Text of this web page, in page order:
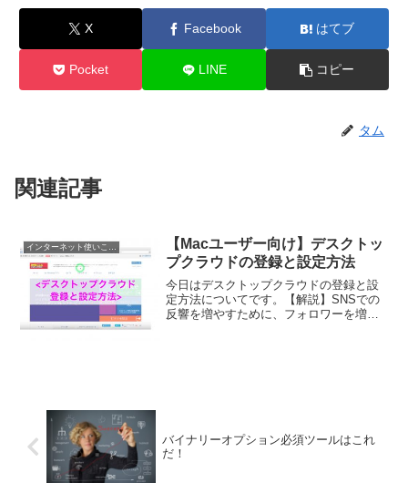
X Facebook はてブ
Pocket LINE コピー
タム
関連記事
インターネット使いこなす
【Macユーザー向け】デスクトッ
プクラウドの登録と設定方法
今日はデスクトップクラウドの登録と設
定方法についてです。【解説】SNSでの
反響を増やすために、フォロワーを増や
バイナリーオプション必須ツールはこれ
だ！